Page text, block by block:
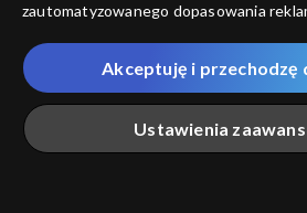
zautomatyzowanego dopasowania
które wskazujemy poniżej, a także zgody
przez nas identyfikatora PPID do
Twoje dane osobowe zbierane podczas
Ciebie naszych
poszczególnych
„Portalem”, w tym informacje
Ustawienia
Akceptuję i przechodzę